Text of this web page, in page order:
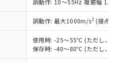
誤動作: 10～55Hz 複振幅
誤動作: 最大1000m/s2 (接点
使用時: -25～55℃ (ただし、氷
保存時: -40～80℃ (ただし、氷
および標準価格はお客
またはお客様担当のオ
販売店・当社販売員に
器販売店や当社販売拠
トワーク
」をご確認
監視および制御機器に対する
質については閾値を超える意
認しています。
1000ppm、 DIBP(フタル酸ジ
BBP(フタル酸ブチルベンジ
チルヘキシル)) : 1000ppm
ど、違法に輸出されな
段を講じます。
を、核兵器、ミサイ
生物兵器またはその他
らの製造装置等に一切
は満たないが在庫あり
(最新の在庫状況につ
客様のお取引先、ま